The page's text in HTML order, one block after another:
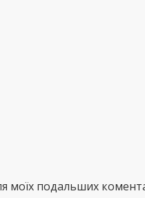
моїх подальших